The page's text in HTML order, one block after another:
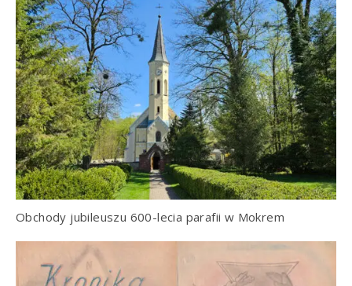
Obchody jubileuszu 600-lecia parafii w Mokrem